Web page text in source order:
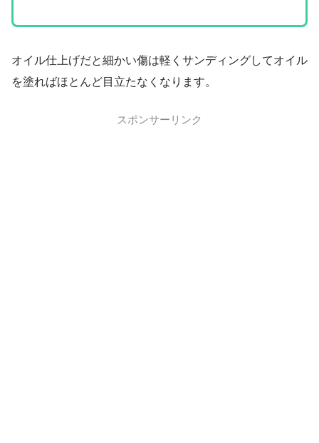
オイル仕上げだと細かい傷は軽くサンディングしてオイル
を塗ればほとんど目立たなくなります。
スポンサーリンク